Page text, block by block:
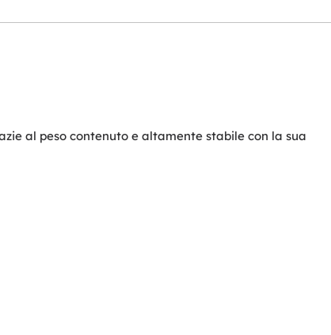
al peso contenuto e altamente stabile con la sua